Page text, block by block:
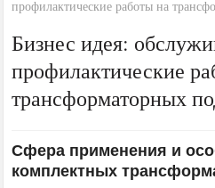
профилактические работы на
Бизнес идея:
профилактические
трансформаторных
Сфера применения и
комплектных